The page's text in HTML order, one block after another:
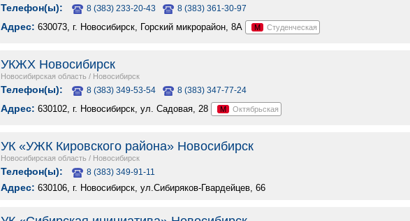
Телефон(ы): 8 (З8З) 233-20-43 8 (383) 361-30-97
Адрес: 630073, г. Новосибирск, Горский микрорайон, 8А М Студенческая
УКЖХ Новосибирск
Новосибирская область / Новосибирск
Телефон(ы): 8 (З8З) 349-53-54 8 (383) 347-77-24
Адрес: 630102, г. Новосибирск, ул. Садовая, 28 М Октябрьская
УК «УЖК Кировского района» Новосибирск
Новосибирская область / Новосибирск
Телефон(ы): 8 (383) 349-91-11
Адрес: 630106, г. Новосибирск, ул.Сибиряков-Гвардейцев, 66